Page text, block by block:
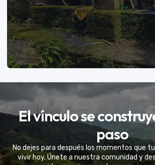
VER MÁS
Eventos Especiales
Celebramos la vida de tu mejor
experiencia fuera de serie
El vínculo se
paso
No dejes para después los momentos que
vivir hoy. Únete a nuestra comunidad y